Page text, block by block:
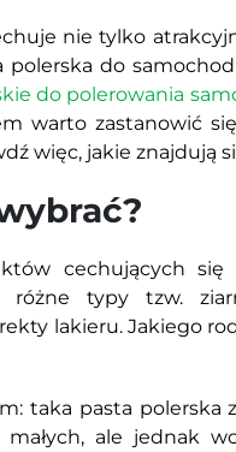
nie tylko
do
do polerowania
warto zastanowić
więc, jakie znajdują
cechujących
różne typy tzw.
lakieru. Jakiego
taka pasta polerska
ale jednak